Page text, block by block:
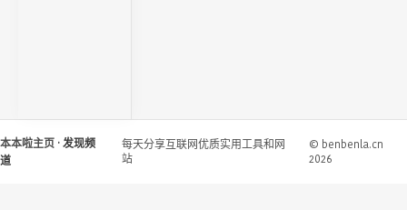
本本啦主页 · 发现频
道
每天分享互联网优质实用工具和网
站
© benbenla.cn
2026